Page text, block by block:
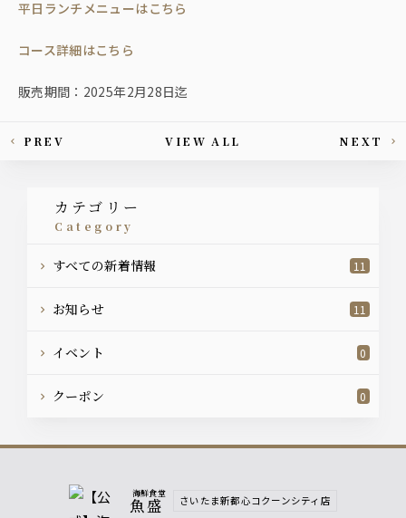
平日ランチメニューはこちら
コース詳細はこちら
販売期間：2025年2月28日迄
This article's paging
PREV VIEW ALL NEXT
カテゴリー
category
すべての新着情報 11
お知らせ 11
イベント 0
クーポン 0
海鮮食堂
魚盛 さいたま新都心コクーンシティ店